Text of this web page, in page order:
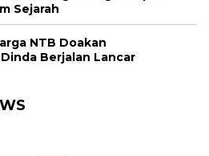
Sejarah
NTB Doakan
Berjalan Lancar